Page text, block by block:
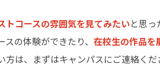
トコースの雰囲気を見てみたいと思
の体験ができたり、 在校生の作品
方は、まずはキャンパスにご連絡くだ